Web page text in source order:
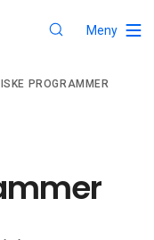
Meny
PROGRAMMER